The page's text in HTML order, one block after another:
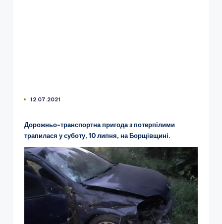
12.07.2021
Дорожньо-транспортна пригода з потерпілими
трапилася у суботу, 10 липня, на Борщівщині.